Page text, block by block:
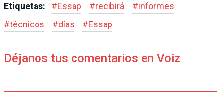
Etiquetas: #Essap #recibirá #informes
#técnicos #días #Essap
Déjanos tus comentarios en Voiz